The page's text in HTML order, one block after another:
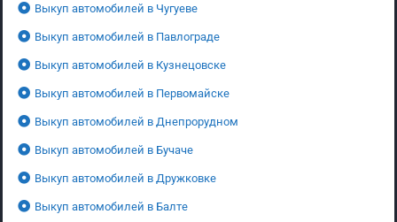
Выкуп автомобилей в Чугуеве
Выкуп автомобилей в Павлограде
Выкуп автомобилей в Кузнецовске
Выкуп автомобилей в Первомайске
Выкуп автомобилей в Днепрорудном
Выкуп автомобилей в Бучаче
Выкуп автомобилей в Дружковке
Выкуп автомобилей в Балте